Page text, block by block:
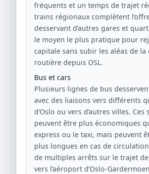
fréquents et un temps de trajet
trains régionaux complètent
desservant d’autres gares et
le moyen le plus pratique pour
capitale sans subir les aléas de
routière depuis OSL.
Bus et cars
Plusieurs lignes de bus
avec des liaisons vers différents
d’Oslo ou vers d’autres villes.
peuvent être plus économiques
express ou le taxi, mais peuvent
plus longues en cas de
de multiples arrêts sur le trajet
vers l’aéroport d’Oslo-